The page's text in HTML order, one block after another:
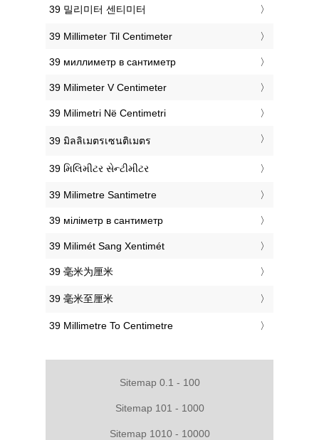
‎39 밀리미터 센티미터
‎39 Millimeter Til Centimeter
‎39 миллиметр в сантиметр
‎39 Milimeter V Centimeter
‎39 Milimetri Në Centimetri
‎39 มิลลิเมตรเซนติเมตร
‎39 મિલિમીટર સેન્ટીમીટર
‎39 Milimetre Santimetre
‎39 міліметр в сантиметр
‎39 Milimét Sang Xentimét
‎39 毫米为厘米
‎39 毫米至厘米
‎39 Millimetre To Centimetre
Sitemap 0.1 - 100
Sitemap 101 - 1000
Sitemap 1010 - 10000